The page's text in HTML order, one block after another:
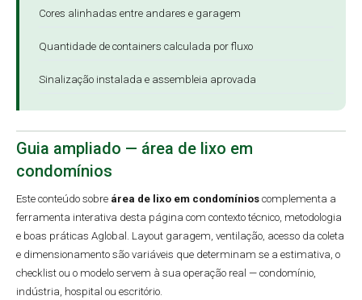
Cores alinhadas entre andares e garagem
Quantidade de containers calculada por fluxo
Sinalização instalada e assembleia aprovada
Guia ampliado — área de lixo em
condomínios
Este conteúdo sobre área de lixo em condomínios complementa a
ferramenta interativa desta página com contexto técnico, metodologia
e boas práticas Aglobal. Layout garagem, ventilação, acesso da coleta
e dimensionamento são variáveis que determinam se a estimativa, o
checklist ou o modelo servem à sua operação real — condomínio,
indústria, hospital ou escritório.